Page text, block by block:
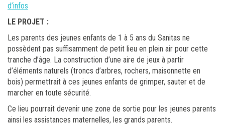
d’infos
LE PROJET :
Les parents des jeunes enfants de 1 à 5 ans du Sanitas ne
possèdent pas suffisamment de petit lieu en plein air pour cette
tranche d’âge. La construction d’une aire de jeux à partir
d’éléments naturels (troncs d’arbres, rochers, maisonnette en
bois) permettrait à ces jeunes enfants de grimper, sauter et de
marcher en toute sécurité.
Ce lieu pourrait devenir une zone de sortie pour les jeunes parents
ainsi les assistances maternelles, les grands parents.